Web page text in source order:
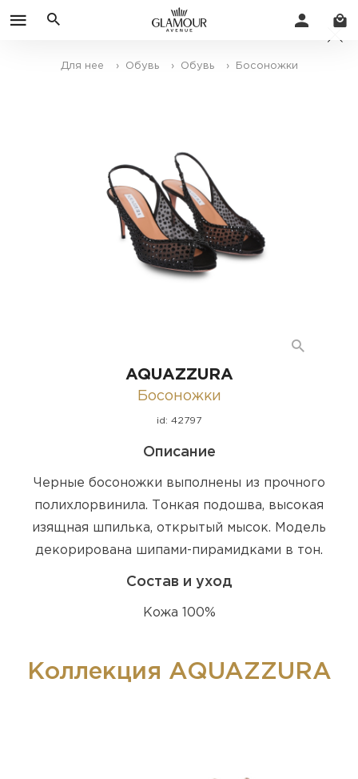
Для нее › Обувь › Обувь › Босоножки
AQUAZZURA
Босоножки
id: 42797
Описание
Черные босоножки выполнены из прочного
полихлорвинила. Тонкая подошва, высокая
изящная шпилька, открытый мысок. Модель
декорирована шипами-пирамидками в тон.
Состав и уход
Кожа 100%
Коллекция AQUAZZURA